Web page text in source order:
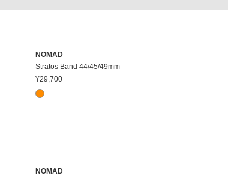
NOMAD
Stratos Band 44/45/49mm
¥29,700
NOMAD